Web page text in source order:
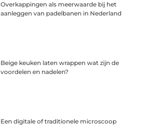
Overkappingen als meerwaarde bij het
aanleggen van padelbanen in Nederland
Beige keuken laten wrappen wat zijn de
voordelen en nadelen?
Een digitale of traditionele microscoop